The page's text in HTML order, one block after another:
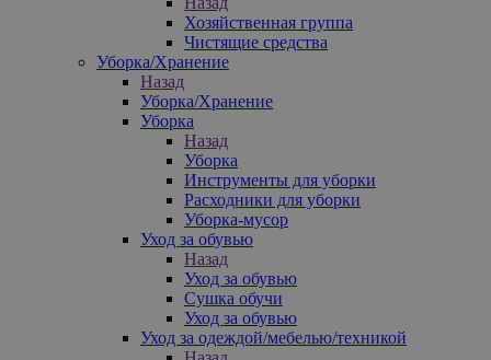
Хозяйственная группа
Чистящие средства
Уборка/Хранение
Назад
Уборка/Хранение
Уборка
Назад
Уборка
Инструменты для уборки
Расходники для уборки
Уборка-мусор
Уход за обувью
Назад
Уход за обувью
Сушка обучи
Уход за обувью
Уход за одеждой/мебелью/техникой